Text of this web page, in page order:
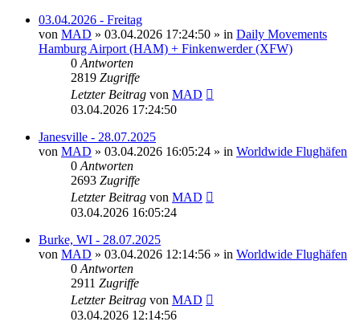
03.04.2026 - Freitag
von MAD » 03.04.2026 17:24:50 » in Daily Movements
Hamburg Airport (HAM) + Finkenwerder (XFW)
0 Antworten
2819 Zugriffe
Letzter Beitrag von MAD
03.04.2026 17:24:50
Janesville - 28.07.2025
von MAD » 03.04.2026 16:05:24 » in Worldwide Flughäfen
0 Antworten
2693 Zugriffe
Letzter Beitrag von MAD
03.04.2026 16:05:24
Burke, WI - 28.07.2025
von MAD » 03.04.2026 12:14:56 » in Worldwide Flughäfen
0 Antworten
2911 Zugriffe
Letzter Beitrag von MAD
03.04.2026 12:14:56